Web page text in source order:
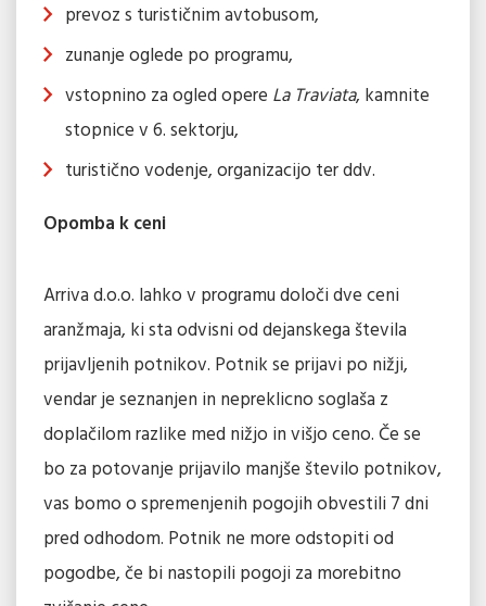
prevoz s turističnim avtobusom,
zunanje oglede po programu,
vstopnino za ogled opere La Traviata, kamnite
stopnice v 6. sektorju,
turistično vodenje, organizacijo ter ddv.
Opomba k ceni
Arriva d.o.o. lahko v programu določi dve ceni
aranžmaja, ki sta odvisni od dejanskega števila
prijavljenih potnikov. Potnik se prijavi po nižji,
vendar je seznanjen in nepreklicno soglaša z
doplačilom razlike med nižjo in višjo ceno. Če se
bo za potovanje prijavilo manjše število potnikov,
vas bomo o spremenjenih pogojih obvestili 7 dni
pred odhodom. Potnik ne more odstopiti od
pogodbe, če bi nastopili pogoji za morebitno